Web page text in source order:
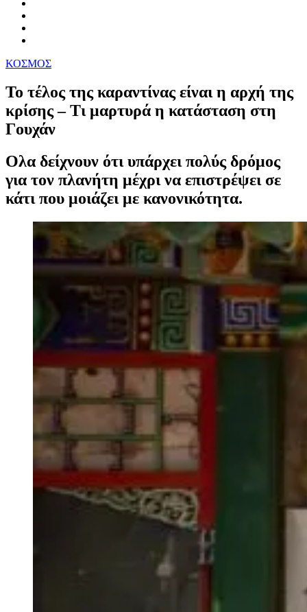
ΚΟΣΜΟΣ
Το τέλος της καραντίνας είναι η αρχή της
κρίσης – Τι μαρτυρά η κατάσταση στη
Γουχάν
Ολα δείχνουν ότι υπάρχει πολύς δρόμος
για τον πλανήτη μέχρι να επιστρέψει σε
κάτι που μοιάζει με κανονικότητα.